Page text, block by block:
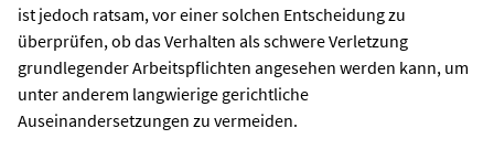
ist jedoch ratsam, vor einer solchen Entscheidung zu
überprüfen, ob das Verhalten als schwere Verletzung
grundlegender Arbeitspflichten angesehen werden kann, um
unter anderem langwierige gerichtliche
Auseinandersetzungen zu vermeiden.